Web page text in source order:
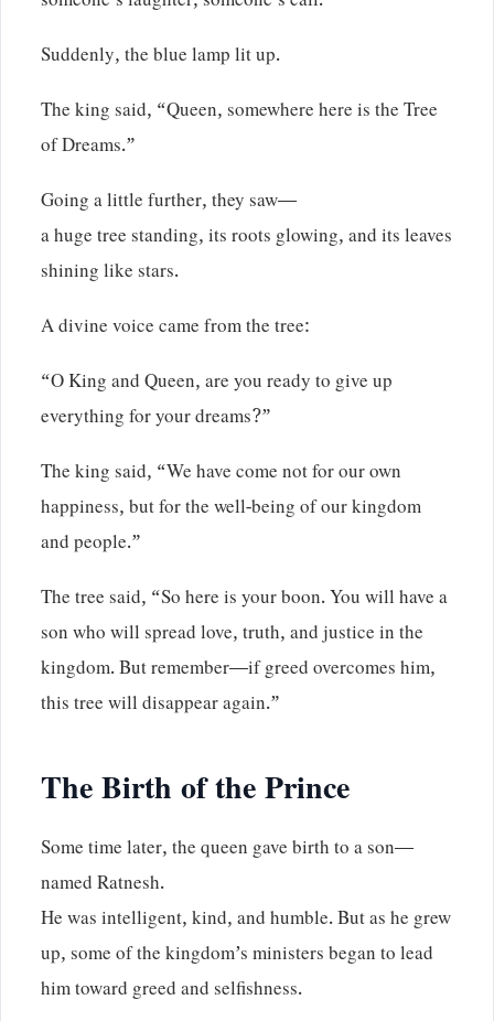
Suddenly, the blue lamp lit up.
The king said, “Queen, somewhere here is the Tree
of Dreams.”
Going a little further, they saw—
a huge tree standing, its roots glowing, and its leaves
shining like stars.
A divine voice came from the tree:
“O King and Queen, are you ready to give up
everything for your dreams?”
The king said, “We have come not for our own
happiness, but for the well-being of our kingdom
and people.”
The tree said, “So here is your boon. You will have a
son who will spread love, truth, and justice in the
kingdom. But remember—if greed overcomes him,
this tree will disappear again.”
The Birth of the Prince
Some time later, the queen gave birth to a son—
named Ratnesh.
He was intelligent, kind, and humble. But as he grew
up, some of the kingdom’s ministers began to lead
him toward greed and selfishness.